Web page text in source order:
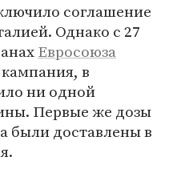
соглашение
Однако с 27
Евросоюза
в
ни одной
Первые же дозы
были доставлены в